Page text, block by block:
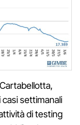
settimanali
di testing